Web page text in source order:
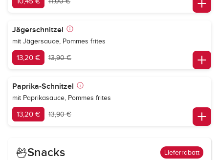
Jägerschnitzel
mit Jägersauce, Pommes frites
13,20 € 13,90 €
Paprika-Schnitzel
mit Paprikasauce, Pommes frites
13,20 € 13,90 €
Snacks Lieferrabatt